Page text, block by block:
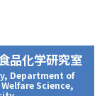
品化学研究室
Department of
Science,